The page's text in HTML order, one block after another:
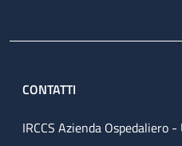
CONTATTI
IRCCS Azienda Ospedaliero